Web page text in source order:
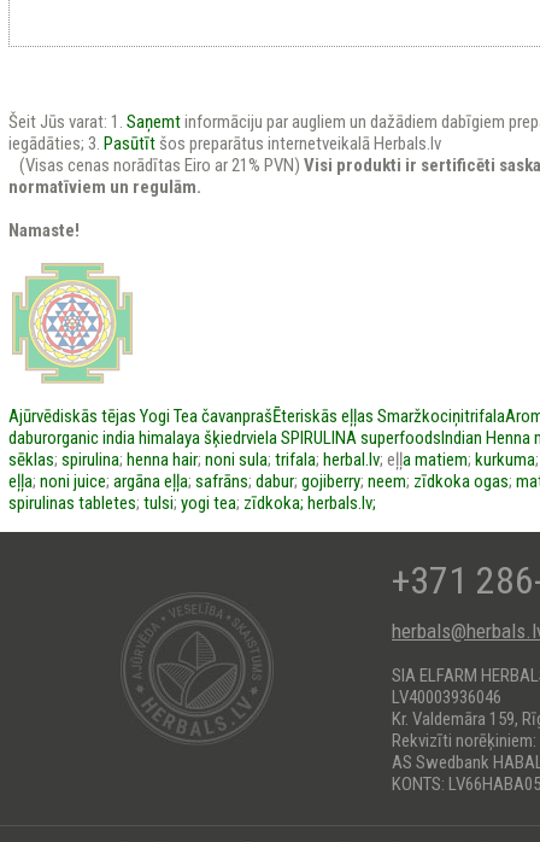
Šeit Jūs varat: 1. Saņemtinformāciju par augliem un dažādiem dabīgiem
iegādāties; 3. Pasūtītšos preparātus internetveikalā Herbals.lv
(Visas cenas norādītas Eiro ar 21% PVN) Visi produkti ir sertificēti
normatīviem un regulām.
Namaste!
Ajūrvēdiskās tējas Yogi TeačavanprašĒteriskās eļļas Smaržkociņitrifala
daburorganic india himalayašķiedrvielaSPIRULINAsuperfoods Indian Henna
sēklas; spirulina; henna hair; noni sula; trifala; herbal.lv; eļļ a matiem; kurkuma
eļļa; noni juice; argāna eļļa; safrāns; dabur; gojiberry; neem; zīdkoka ogas;
spirulinas tabletes; tulsi; yogi tea; zīdkoka; herbals.lv;
+371
SIA ELFARM
LV40003936046
Kr. Valdemāra 159,
Rekvizīti norēķiniem:
AS Swedbank
KONTS: